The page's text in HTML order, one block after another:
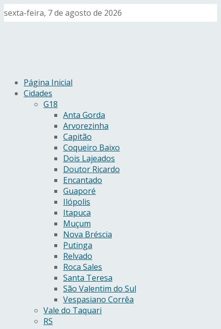
sexta-feira, 7 de agosto de 2026
Página Inicial
Cidades
G18
Anta Gorda
Arvorezinha
Capitão
Coqueiro Baixo
Dois Lajeados
Doutor Ricardo
Encantado
Guaporé
Ilópolis
Itapuca
Muçum
Nova Bréscia
Putinga
Relvado
Roca Sales
Santa Teresa
São Valentim do Sul
Vespasiano Corrêa
Vale do Taquari
RS